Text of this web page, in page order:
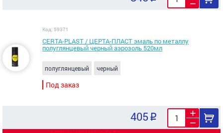
Код: 59371
CERTA-PLAST / ЦЕРТА-ПЛАСТ эмаль по металлу
полуглянцевый черный аэрозоль 520мл
полуглянцевый черный
Под заказ
405